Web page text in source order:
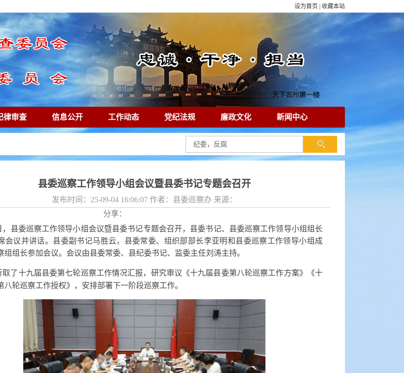
设为首页 收藏本站
律审查 信息公开 工作动态 党纪法规 廉政文化 新闻中心
县委巡察工作领导小组会议暨县委书记专题会召开
发布时间：25-09-04 16:06:07 作者：县委巡察办 来源：
分享：
，县委巡察工作领导小组会议暨县委书记专题会召开，县委书记、县委巡察工作领导小组组长
会议并讲话。县委副书记马胜云，县委常委、组织部部长李亚明和县委巡察工作领导小组成
组组长参加会议。会议由县委常委、县纪委书记、监委主任刘涛主持。
取了十九届县委第七轮巡察工作情况汇报，研究审议《十九届县委第八轮巡察工作方案》《十
八轮巡察工作授权》，安排部署下一阶段巡察工作。